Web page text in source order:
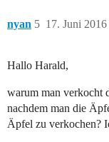
nyan 17. Juni
5
Hallo Harald,
warum man verkocht
nachdem man die
Äpfel zu verkochen?